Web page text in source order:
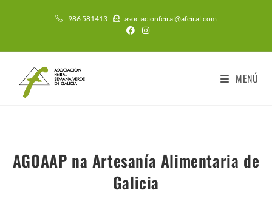
986 581413 asociacionfeiral@afeiral.com
MENÚ
AGOAAP na Artesanía Alimentaria de
Galicia